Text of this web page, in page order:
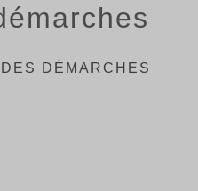
DÉMARCHES